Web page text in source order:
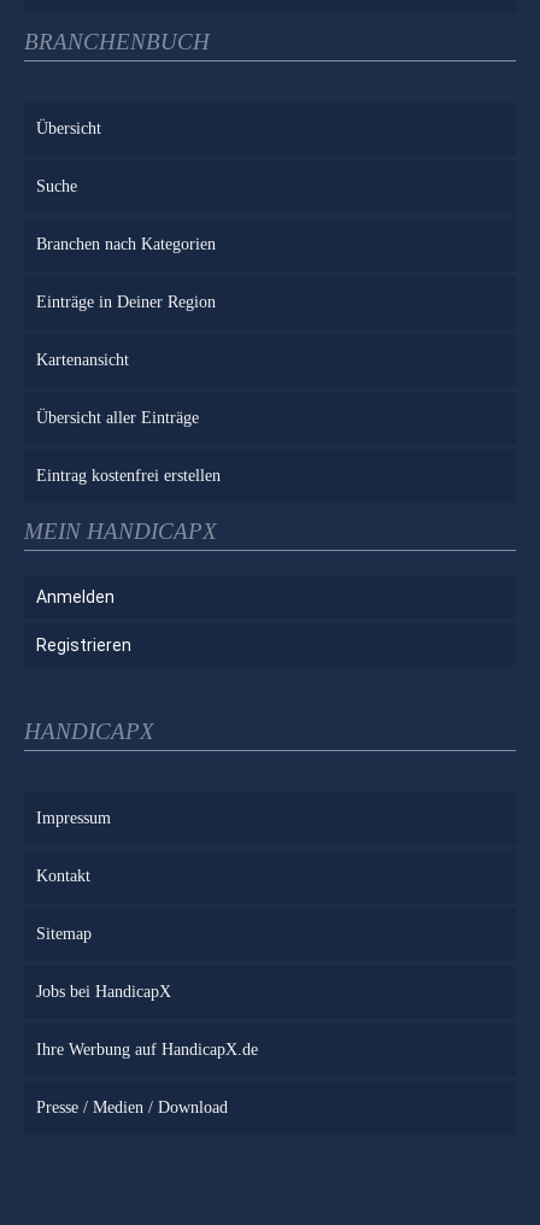
BRANCHENBUCH
Übersicht
Suche
Branchen nach Kategorien
Einträge in Deiner Region
Kartenansicht
Übersicht aller Einträge
Eintrag kostenfrei erstellen
MEIN HANDICAPX
Anmelden
Registrieren
HANDICAPX
Impressum
Kontakt
Sitemap
Jobs bei HandicapX
Ihre Werbung auf HandicapX.de
Presse / Medien / Download